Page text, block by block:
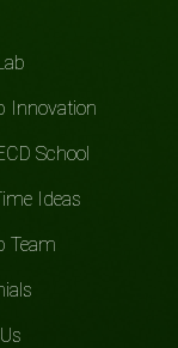
Innovation
School
Ideas
Team